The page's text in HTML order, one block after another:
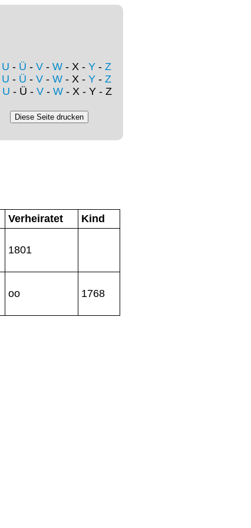
U - Ü - V - W - X - Y - Z
U - Ü - V - W - X - Y - Z
U - Ü - V- W- X - Y - Z
Verheiratet
Kind
1801
oo 1768